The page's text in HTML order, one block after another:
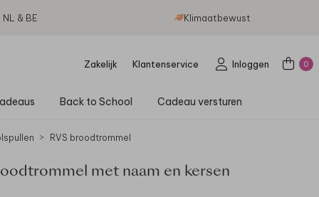
& BE Klimaatbewust
Zakelijk Klantenservice Inloggen 0
Back to School Cadeau versturen
RVS broodtrommel
met naam en kersen